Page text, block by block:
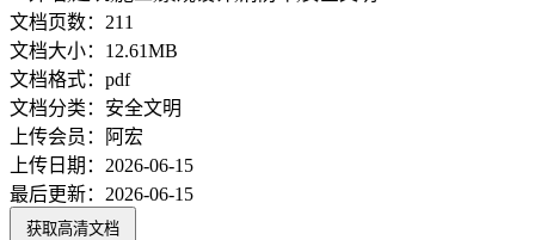
文档页数： 211
文档大小： 12.61MB
文档格式： pdf
文档分类： 安全文明
上传会员：
阿宏
上传日期： 2026-06-15
最后更新： 2026-06-15
获取高清文档